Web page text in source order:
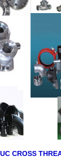
CROSS